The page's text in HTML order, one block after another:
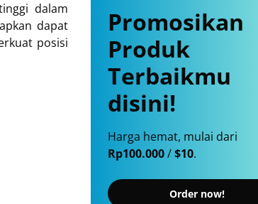
dalam
dapat
posisi
Promosikan
Produk
Terbaikmu
disini!
Harga hemat, mulai dari
Rp100.000/$10.
Order now!